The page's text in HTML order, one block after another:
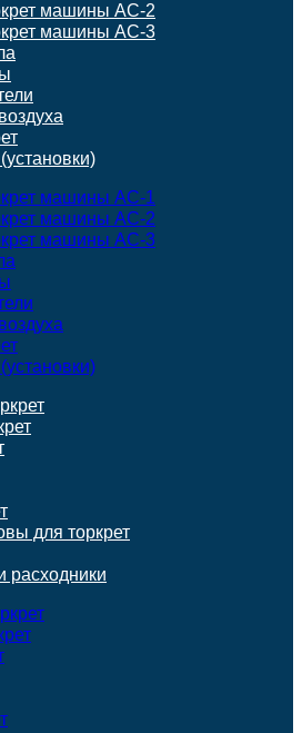
машины АС-2
машины АС-3
машины АС-1
машины АС-2
машины АС-3
для торкрет
расходники